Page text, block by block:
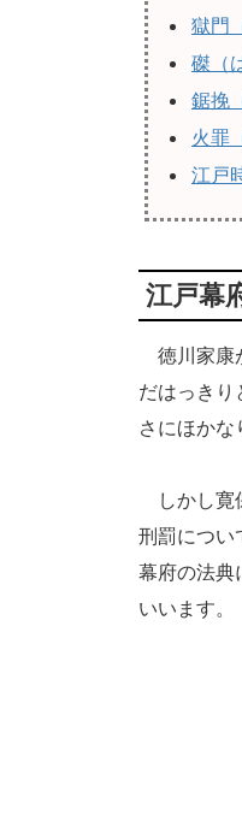
獄門
磔（
鋸挽
火罪
江戸
江戸幕
徳川家康
だはっきり
さにほかな
しかし寛
刑罰につい
幕府の法典
いいます。